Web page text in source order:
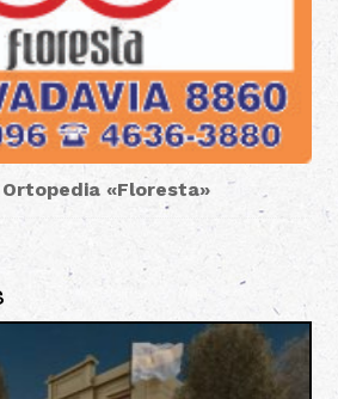
«Floresta»